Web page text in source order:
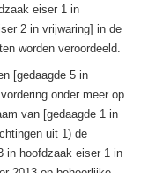
eiser 1 in
2 in vrijwaring] in de
worden veroordeeld.
[gedaagde 5 in
onder meer op
van [gedaagde 1 in
uit 1) de
in hoofdzaak eiser 1 in